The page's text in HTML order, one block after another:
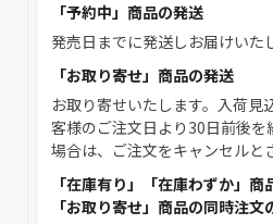
「予約中」商品の発送
発売日までに発送しお届けいた
「お取り寄せ」商品の発送
お取り寄せいたします。入荷見
客様のご注文日より30日前後を
場合は、ご注文をキャンセルと
「在庫有り」「在庫わずか」
「お取り寄せ」商品の同時注文